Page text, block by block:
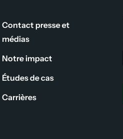
Contact presse et
médias
Notre impact
Études de cas
Carrières